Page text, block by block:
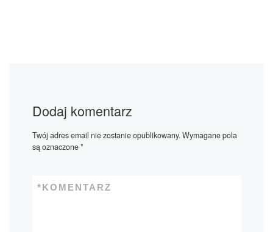
Dodaj komentarz
Twój adres email nie zostanie opublikowany.Wymagane pola
są oznaczone*
KOMENTARZ
*